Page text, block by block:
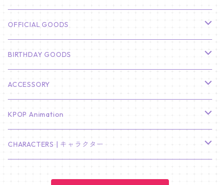
CHA EUN WOO
HYUNBIN
BTS
JIN
J-HOPE
SEVENTEEN
S.COUPS
ジョンハン
Stray Kids
バンチャン
リノ
TXT
ヨンジュン
ENHYPEN
カレンダー
壁掛けカレンダー
ミニ壁掛けカレンダー
フォトカードセット(60枚入り)
韓国語単語カード
プレミアム写真集
ステッカー&粘着メモ紙セット
OFFICIAL GOODS
LIGHT STICK
Light Stick Pouch
BT21
Stray Kids
MANIAC ENCORE
SKZOO
BIRTHDAY GOODS
01/01 WINTER
01/16 SEUNGKWAN
02/01 DOYOUNG
ACCESSORY
PIERCE
EARRING
KPOP Animation
KPop Demon Hunters
CHARACTERS | キャラクター